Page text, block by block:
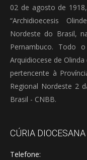
02 de agosto de
“Archidioecesis
Nordeste do Brasil,
Pernambuco. Todo
Arquidiocese de Olinda
pertencente à
Regional Nordeste 2
Brasil - CNBB.
CÚRIA DIOCESANA
Telefone: